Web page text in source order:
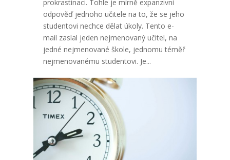
prokrastinaci. Tohle je mírně expanzivní
odpověď jednoho učitele na to, že se jeho
studentovi nechce dělat úkoly. Tento e-
mail zaslal jeden nejmenovaný učitel, na
jedné nejmenované škole, jednomu téměř
nejmenovanému studentovi. Je...